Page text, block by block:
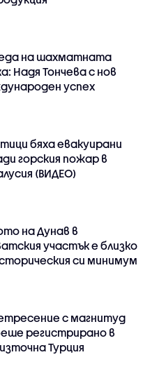
на шахматната
Надя Тончева с нов
успех
бяха евакуирани
горския пожар в
(ВИДЕО)
на Дунав в
участък е близко
си минимум
с магнитуд
регистрирано в
Турция